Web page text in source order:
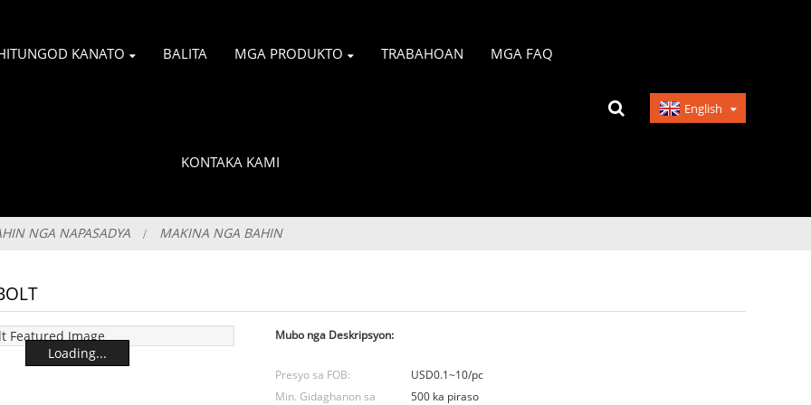
KANATO BALITA MGA PRODUKTO TRABAHOAN MGA FAQ
KONTAKA KAMI
English
NGA NAPASADYA MAKINA NGA BAHIN
Loading...
Mubo nga Deskripsyon:
Presyo sa FOB:
USD0.1~10/pc
Min. Gidaghanon sa
500 ka piraso